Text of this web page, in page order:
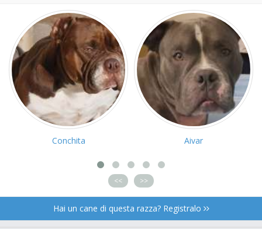
Conchita Aivar
<< >>
Hai un cane di questa razza? Registralo